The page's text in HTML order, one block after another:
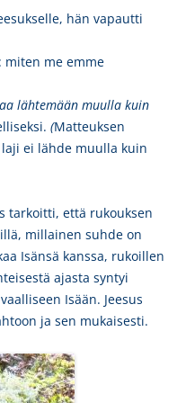
hän vapautti
miten me emme
lähtemään muulla kuin
(Matteuksen
laji ei lähde muulla kuin
tarkoitti, että rukouksen
millainen suhde on
Isänsä kanssa, rukoillen
ajasta syntyi
Isään. Jeesus
ja sen mukaisesti.